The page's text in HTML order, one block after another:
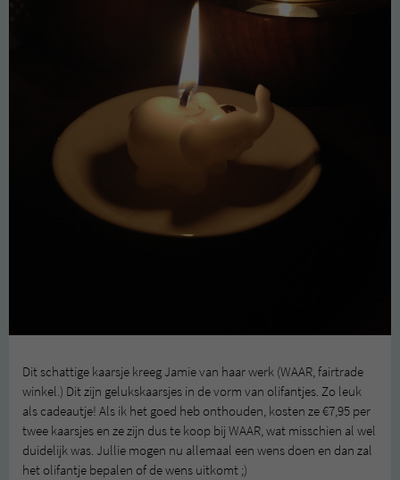
Dit schattige kaarsje kreeg Jamie van haar werk (WAAR, fairtrade
winkel.) Dit zijn gelukskaarsjes in de vorm van olifantjes. Zo leuk
als cadeautje! Als ik het goed heb onthouden, kosten ze €7,95 per
twee kaarsjes en ze zijn dus te koop bij WAAR, wat misschien al wel
duidelijk was. Jullie mogen nu allemaal een wens doen en dan zal
het olifantje bepalen of de wens uitkomt ;)